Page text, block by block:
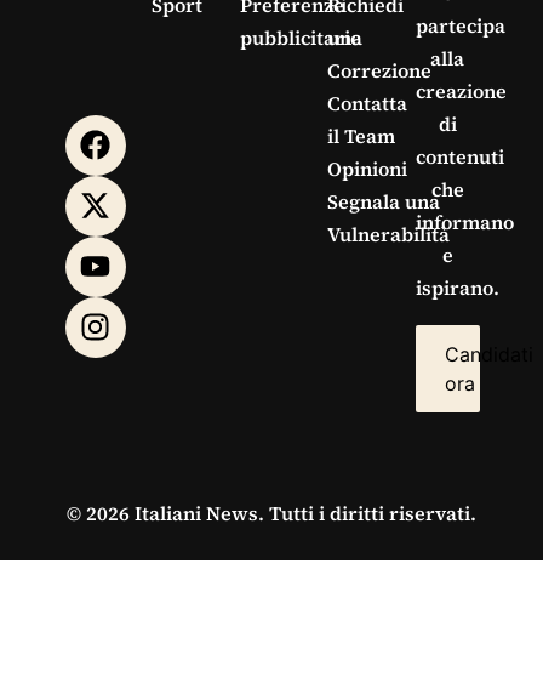
pubblicitarie
una
Correzione
Contatta
il Team
Opinioni
Segnala una
Vulnerabilità
partecipa
alla
creazione
di
contenuti
che
informano
e
ispirano.
Candidati
ora
© 2026 Italiani News. Tutti i diritti riservati.